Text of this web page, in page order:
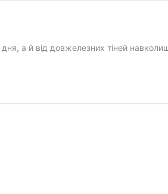
а й від довжелезних тіней